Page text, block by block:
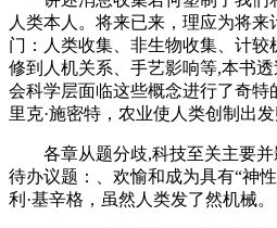
人类本人。将来已来，理应为将
门：人类收集、非生物收集、计
修到人机关系、手艺影响等,本书
会科学层面临这些概念进行了奇
里克·施密特，农业使人类创制出发
各章从题分歧,科技至关主要并
待办议题：、欢愉和成为具有“神
利·基辛格，虽然人类发了然机械。